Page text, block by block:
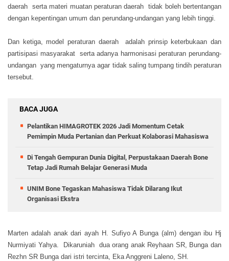
daerah serta materi muatan peraturan daerah tidak boleh bertentangan
dengan kepentingan umum dan perundang-undangan yang lebih tinggi.
Dan ketiga, model peraturan daerah adalah prinsip keterbukaan dan
partisipasi masyarakat serta adanya harmonisasi peraturan perundang-
undangan yang mengaturnya agar tidak saling tumpang tindih peraturan
tersebut.
BACA JUGA
Pelantikan HIMAGROTEK 2026 Jadi Momentum Cetak
Pemimpin Muda Pertanian dan Perkuat Kolaborasi Mahasiswa
Di Tengah Gempuran Dunia Digital, Perpustakaan Daerah Bone
Tetap Jadi Rumah Belajar Generasi Muda
UNIM Bone Tegaskan Mahasiswa Tidak Dilarang Ikut
Organisasi Ekstra
Marten adalah anak dari ayah H. Sufiyo A Bunga (alm) dengan ibu Hj
Nurmiyati Yahya. Dikaruniah dua orang anak Reyhaan SR, Bunga dan
Rezhn SR Bunga dari istri tercinta, Eka Anggreni Laleno, SH.